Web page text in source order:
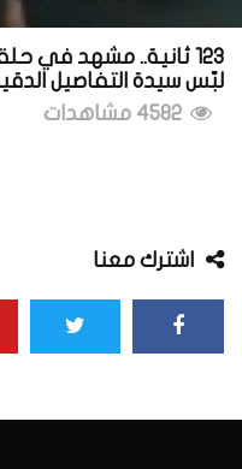
123 ثانية.. مشهد
لبّس سيدة التفاصيل
اشترك معنا